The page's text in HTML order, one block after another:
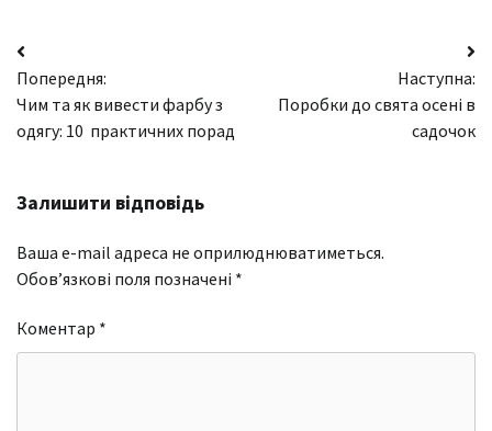
Навігація
записів
Попередня:
Чим та як вивести фарбу з
одягу: 10 практичних порад
Наступна:
Поробки до свята осені в
садочок
Залишити відповідь
Ваша e-mail адреса не оприлюднюватиметься.
Обов’язкові поля позначені *
Коментар *